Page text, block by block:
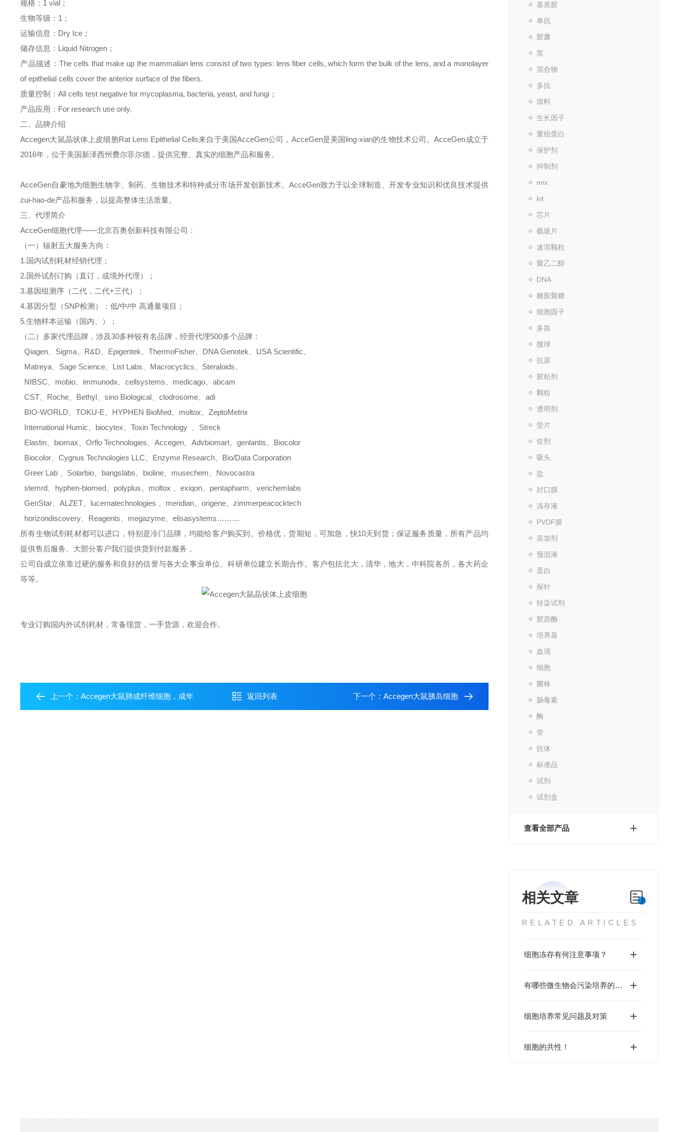
基质胶
单抗
胶囊
泵
混合物
多抗
填料
生长因子
重组蛋白
保护剂
抑制剂
mix
kit
芯片
载玻片
速溶颗粒
聚乙二醇
DNA
糖胺聚糖
细胞因子
多肽
微球
抗原
胶粘剂
颗粒
透明剂
垫片
佐剂
吸头
盐
封口膜
冻存液
PVDF膜
添加剂
预混液
蛋白
探针
转染试剂
胶原酶
培养基
血清
细胞
菌株
肠毒素
酶
管
抗体
标准品
试剂
试剂盒
查看全部产品
相关文章
RELATED ARTICLES
细胞冻存有何注意事项？
有哪些微生物会污染培养的细胞？
细胞培养常见问题及对策
细胞的共性！
规格： 1 vial ；
生物等级： 1 ；
运输信息： Dry Ice ；
储存信息： Liquid Nitrogen ；
产品描述： The cells that make up the mammalian lens consist of two types: lens fiber cells, which form the bulk of the lens, and a monolayer
of epithelial cells cover the anterior surface of the fibers.
质量控制：All cells test negative for mycoplasma, bacteria, yeast, and fungi ；
产品应用： For research use only.
二、品牌介绍
Accegen大鼠晶状体上皮细胞Rat Lens Epithelial Cells来自于美国AcceGen公司， AcceGen是美国ling-xian的生物技术公司。AcceGen成立于
2016年，位于美国新泽西州费尔菲尔德，提供完整、真实的细胞产品和服务。
AcceGen自豪地为细胞生物学、制药、生物技术和特种成分市场开发创新技术。 AcceGen致力于以全球制造、开发专业知识和优良技术提供
zui-hao-de产品和服务，以提高整体生活质量。
三、代理简介
AcceGen细胞代理——北京百奥创新科技有限公司：
（一）辐射五大服务方向：
1.国内试剂耗材经销代理；
2.国外试剂订购（直订，或境外代理）；
3.基因组测序（二代，二代+三代）；
4.基因分型（SNP检测）：低/中/中 高通量项目；
5.生物样本运输（国内、）；
（二）多家代理品牌，涉及30多种较有名品牌，经营代理500多个品牌：
Qiagen
Sigma R&D Epigentek 、ThermoFisher DNA Genotek USA Scientific
Matreya
Sage Science List Labs Macrocyclics Steraloids
NIBSC
mobio immunodx 、cellsystems medicago 、abcam
CST
Roche Bethyl 、sino Biological 、clodrosome 、adi
BIO-WORLD 、TOKU-E HYPHEN BioMed moltox 、ZeptoMetrix
International Humic
biocytex 、Toxin Technology
Streck
Elastin
biomax 、Orflo Technologies 、Accegen 、Advbiomart 、genlantis
Biocolor
Biocolor 、Cygnus Technologies LLC Enzyme Research
Bio/Data Corporation
Greer Lab
Solarbio bangslabs bioline musechem
Novocastra
stemrd
hyphen-biomed polyplus moltox 、exiqon pentapharm 、verichemlabs
GenStar 、ALZET lucernatechnologies meridian 、origene
zimmerpeacocktech
horizondiscovery
Reagents megazyme 、elisasystems………
所有生物试剂耗材都可以进口，特别是冷门品牌，均能给客户购买到。价格优，货期短，可加急，快10天到货；保证服务质量，所有产品均
提供售后服务。大部分客户我们提供货到付款服务，
公司自成立依靠过硬的服务和良好的信誉与各大企事业单位、科研单位建立长期合作。客户包括北大，清华，地大，中科院各所，各大药企
等等。
专业订购国内外试剂耗材，常备现货，一手货源，欢迎合作。
上一个：Accegen大鼠肺成纤维细胞，成年 返回列表 下一个： Accegen大鼠胰岛细胞